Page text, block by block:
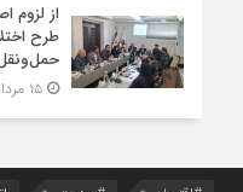
از لزوم
طرح
۱۵ مرداد ۱۴۰۵ - ۹:۳۳